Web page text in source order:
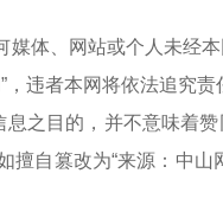
媒体、网站或个人未经
违者本网将依法追究责
息之目的，并不意味着
自篡改为“来源：中山